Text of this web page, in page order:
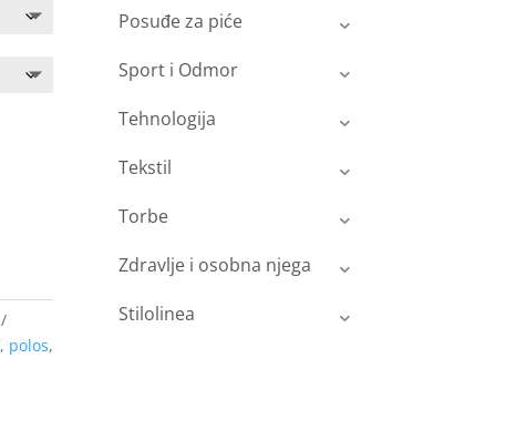
, polos,
Posuđe za piće
Sport i Odmor
Tehnologija
Tekstil
Torbe
Zdravlje i osobna njega
Stilolinea